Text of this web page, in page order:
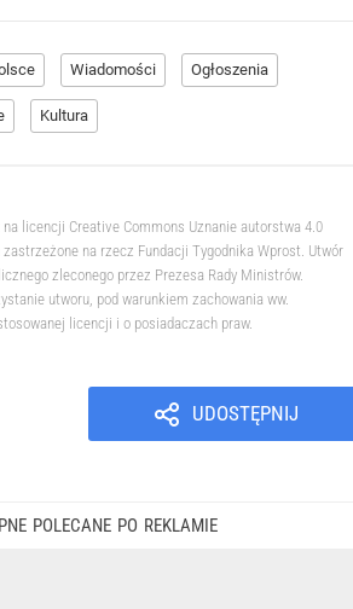
Wiadomości Ogłoszenia
Kultura
licencji Creative Commons Uznanie autorstwa 4.0
na rzecz Fundacji Tygodnika Wprost. Utwór
zleconego przez Prezesa Rady Ministrów.
utworu, pod warunkiem zachowania ww.
licencji i o posiadaczach praw.
UDOSTĘPNIJ